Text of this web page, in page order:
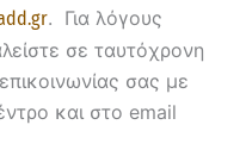
. Για λόγους
σε ταυτόχρονη
σας με
και στο email